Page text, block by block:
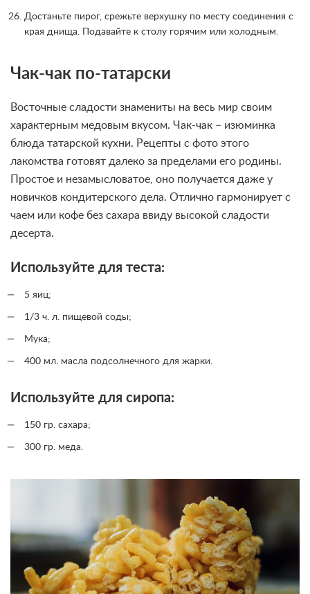
Достаньте пирог, срежьте верхушку по месту соединения с
края днища. Подавайте к столу горячим или холодным.
Чак-чак по-татарски
Восточные сладости знамениты на весь мир своим
характерным медовым вкусом. Чак-чак – изюминка
блюда татарской кухни. Рецепты с фото этого
лакомства готовят далеко за пределами его родины.
Простое и незамысловатое, оно получается даже у
новичков кондитерского дела. Отлично гармонирует с
чаем или кофе без сахара ввиду высокой сладости
десерта.
Используйте для теста:
5 яиц;
1/3 ч. л. пищевой соды;
Мука;
400 мл. масла подсолнечного для жарки.
Используйте для сиропа:
150 гр. сахара;
300 гр. меда.